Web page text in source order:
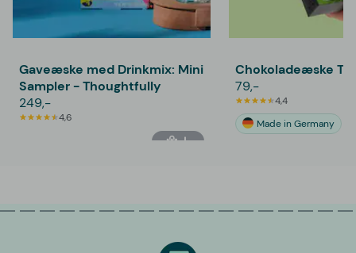
Gaveæske med Drinkmix: Mini
Sampler - Thoughtfully
249,-
4,6
Chokoladeæske
79,-
4,4
Made in Germany